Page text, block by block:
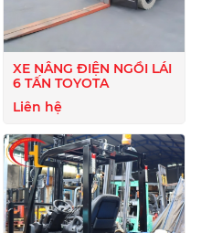
XE NÂNG ĐIỆN NGỒI LÁI
6 TẤN TOYOTA
Liên hệ